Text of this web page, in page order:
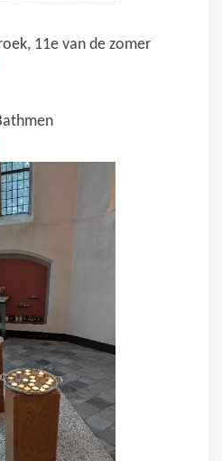
11e van de zomer